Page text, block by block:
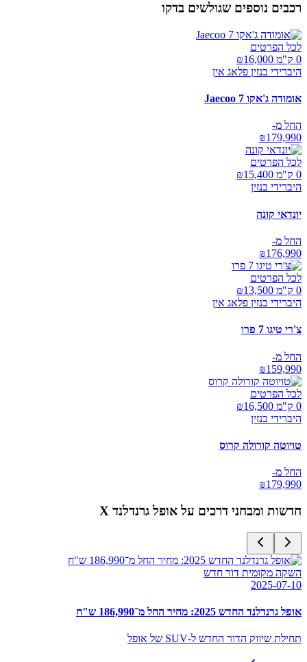
רכבים נוספים שגולשים בדקו
לכל הפרטים
0 ק"מ ₪
16,000
היברידי בנזין פלאג אין
אומודה ג'אקו Jaecoo 7
החל מ-
₪179,990
לכל הפרטים
0 ק"מ ₪
15,400
היברידי בנזין
יונדאי קונה
החל מ-
₪176,990
לכל הפרטים
0 ק"מ ₪
13,500
היברידי בנזין פלאג אין
צ'רי טיגו 7 פרו
החל מ-
₪159,990
לכל הפרטים
0 ק"מ ₪
16,500
היברידי בנזין
טויוטה קורולה קרוס
החל מ-
₪179,990
חדשות ומבחני דרכים עלאופל גרנדלנד X
השקה מקומית דור חדש
2025-07-10
אופל גרנדלנד החדש 2025: מחיר החל מ־186,990 ש"ח
תחילת שיווק הדור החדש ל-SUV של אופל